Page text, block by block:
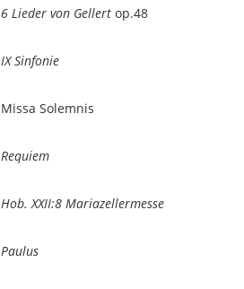
6 Lieder von Gellert op.48
IX Sinfonie
Missa Solemnis
Requiem
Hob. XXII:8 Mariazellermesse
Paulus